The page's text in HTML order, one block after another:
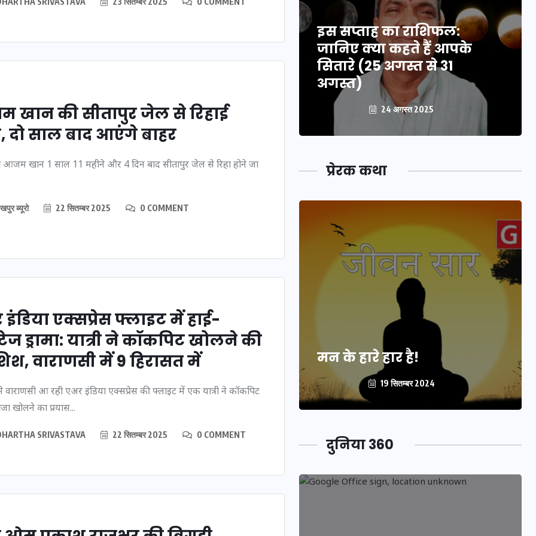
खान की सीतापुर जेल से रिहाई
साल बाद आएंगे बाहर
आजम खान 1 साल 11 महीने और 4 दिन बाद सीतापुर जेल से रिहा होने जा
ब्यूरो 22 सितम्बर 2025 0 COMMENT
एक्सप्रेस फ्लाइट में हाई-
ड्रामा: यात्री ने कॉकपिट खोलने की
वाराणसी में 9 हिरासत में
आ रही एअर इंडिया एक्सप्रेस की फ्लाइट में एक यात्री ने कॉकपिट
खोलने का प्रयास...
SRIVASTAVA 22 सितम्बर 2025 0 COMMENT
जानिए क्या कहते हैं आपके
सितारे (25 अगस्त से 31
24 अगस्त 2025
इस सप्ताह का राशिफल:
जानिए क्या कहते हैं आपके
सितारे (25 अगस्त से 31
अगस्त)
24 अगस्त 2025
प्रेरक कथा
मन के हारे हार है!
19 सितम्बर 2024
मन के हारे हार है!
19 सितम्बर 2024
दुनिया 360